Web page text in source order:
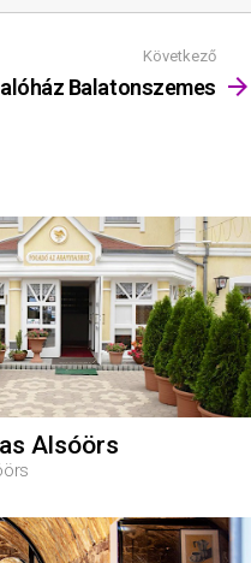
Következő
Balatonszemes
Alsóörs